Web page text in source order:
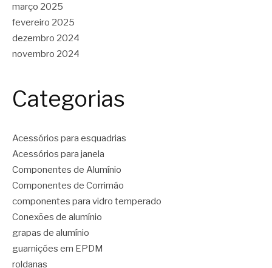
março 2025
fevereiro 2025
dezembro 2024
novembro 2024
Categorias
Acessórios para esquadrias
Acessórios para janela
Componentes de Alumínio
Componentes de Corrimão
componentes para vidro temperado
Conexões de alumínio
grapas de alumínio
guarnições em EPDM
roldanas